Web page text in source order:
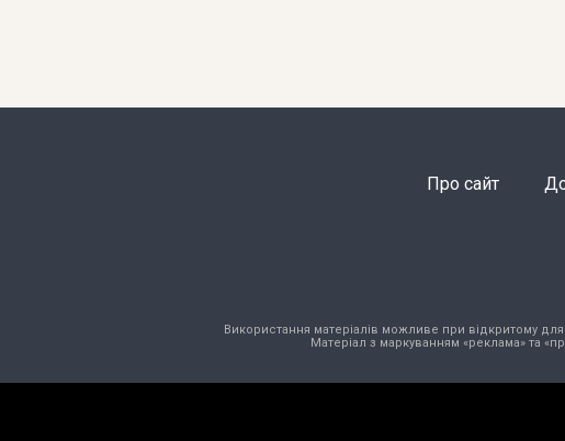
Про сайт
Використання матеріалів можливе при відкритому для
Матеріал з маркуванням «реклама» та